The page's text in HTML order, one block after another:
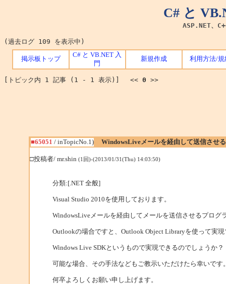
C# と
ASP.NET、
(過去ログ 109 を表示中)
掲示板トップ
C# と VB.NET 入
門
新規作成 利用方法/規
[トピック内 1 記事 (1 - 1 表示)] << 0 >>
■65051 / inTopicNo.1) WindowsLiveメールを経由して送信させ
□投稿者/ mr.shin (1回)-(2013/01/31(Thu) 14:03:50)
分類:[.NET 全般]
Visual Studio 2010を使用しております。
WindowsLiveメールを経由してメールを送信させるプログ
Outlookの場合ですと、Outlook Object Libraryを使って実
Windows Live SDKというもので実現できるのでしょうか？
可能な場合、その手法などもご教示いただけたら幸いです
何卒よろしくお願い申し上げます。